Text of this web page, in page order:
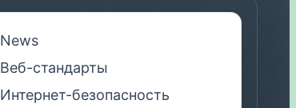
News
Веб-стандарты
Интернет-безопасность